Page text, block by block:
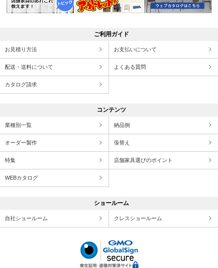
ご利用ガイド
お見積り方法 お支払いについて
配送・送料について よくある質問
カタログ請求
コンテンツ
業種別一覧 納品例
オーダー製作 張替え
特集 店舗家具選びのポイント
WEBカタログ
ショールーム
自社ショールーム クレスショールーム